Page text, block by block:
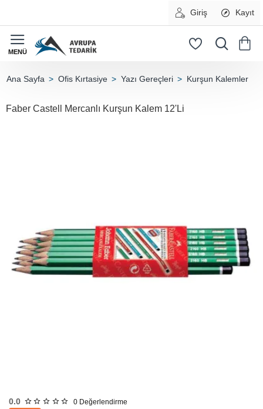
Giriş Kayıt
Ofis Kırtasiye Yazı Gereçleri Kurşun Kalemler
Faber Castell Mercanlı Kurşun Kalem 12'Li
0.0 0 Değerlendirme